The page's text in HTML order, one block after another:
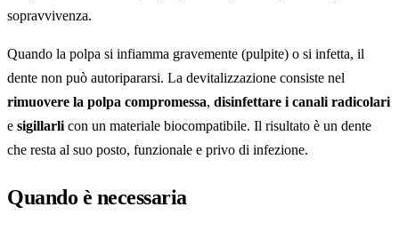
sopravvivenza.
Quando la polpa si infiamma gravemente (pulpite) o si infetta, il
dente non può autoripararsi. La devitalizzazione consiste nel
rimuovere la polpa compromessa, disinfettare i canali radicolari
e sigillarli con un materiale biocompatibile. Il risultato è un dente
che resta al suo posto, funzionale e privo di infezione.
Quando è necessaria